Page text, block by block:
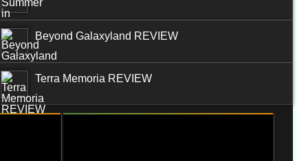
Beyond Galaxyland REVIEW
Terra Memoria REVIEW